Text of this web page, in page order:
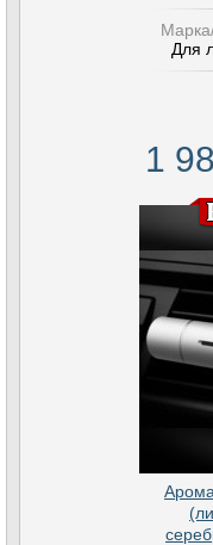
Для
1